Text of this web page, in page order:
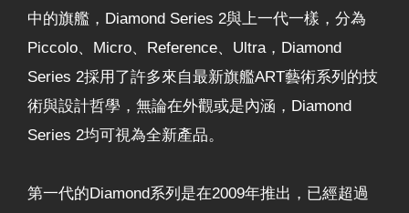
中的旗艦，Diamond Series 2與上一代一樣，分為
Piccolo、Micro、Reference、Ultra，Diamond
Series 2採用了許多來自最新旗艦ART藝術系列的技
術與設計哲學，無論在外觀或是內涵，Diamond
Series 2均可視為全新產品。
第一代的Diamond系列是在2009年推出，已經超過